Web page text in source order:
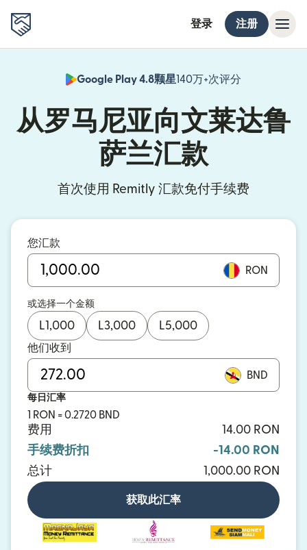
登录 注册
Google Play 4.8颗星140万+次评分
从罗马尼亚向文莱达鲁
萨兰汇款
首次使用 Remitly 汇款免付手续费
您汇款
RON
或选择一个金额
L1,000 L3,000 L5,000
他们收到
BND
每日汇率
1 RON = 0.2720 BND
费用
14.00 RON
手续费折扣
-14.00 RON
总计
1,000.00 RON
获取此汇率